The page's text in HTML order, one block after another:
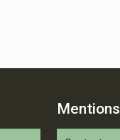
Mentions